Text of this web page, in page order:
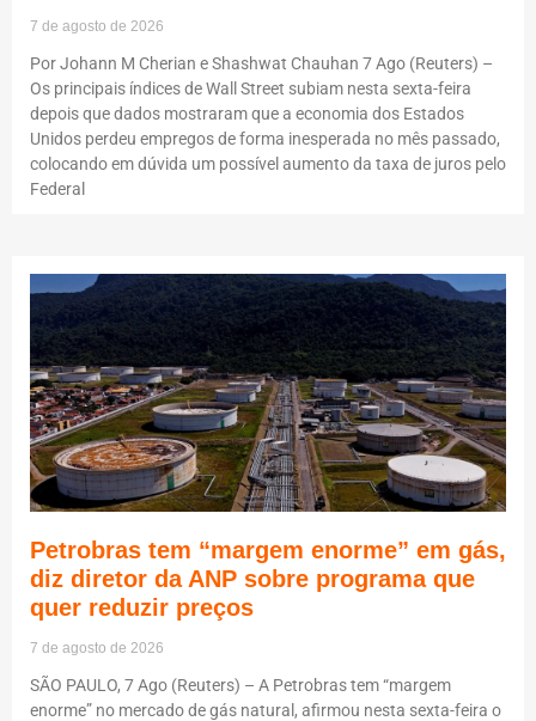
7 de agosto de 2026
Por Johann M Cherian e Shashwat Chauhan 7 Ago (Reuters) –
Os principais índices de Wall Street subiam nesta sexta-feira
depois que dados mostraram que a economia dos Estados
Unidos perdeu empregos de forma inesperada no mês passado,
colocando em dúvida um possível aumento da taxa de juros pelo
Federal
Petrobras tem “margem enorme” em gás,
diz diretor da ANP sobre programa que
quer reduzir preços
7 de agosto de 2026
SÃO PAULO, 7 Ago (Reuters) – A Petrobras tem “margem
enorme” no mercado de gás natural, afirmou nesta sexta-feira o